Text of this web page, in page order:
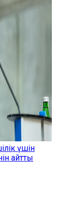
үшін
айтты